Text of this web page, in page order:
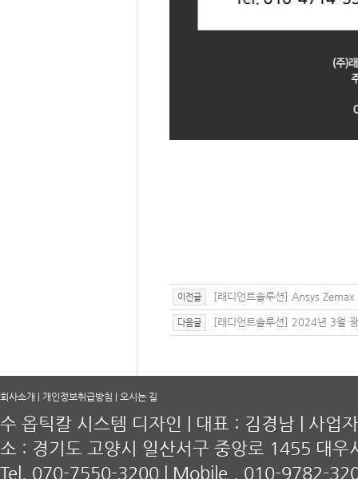
이전글 [래디언트솔루션] Ansys
다음글 [래디언트솔루션] 2024년 3월
회사소개 개인정보취급방침 오시는 길
수 옵틱칼 시스템 디자인 | 대표 : 김경남 | 사
소 : 경기도 고양시 일산서구 중앙로 1455 대우
Tel. 070-7550-3200 | Mobile,. 010-9782-